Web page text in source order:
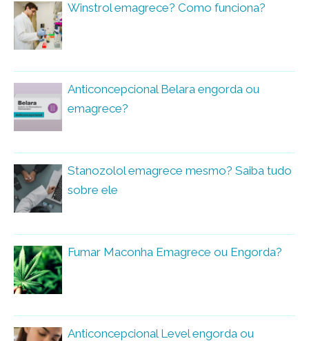
Winstrol emagrece? Como funciona?
Anticoncepcional Belara engorda ou
emagrece?
Stanozolol emagrece mesmo? Saiba tudo
sobre ele
Fumar Maconha Emagrece ou Engorda?
Anticoncepcional Level engorda ou